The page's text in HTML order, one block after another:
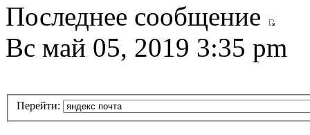
Последнее сообщение
Вс май 05, 2019 3:35 pm
Перейти: